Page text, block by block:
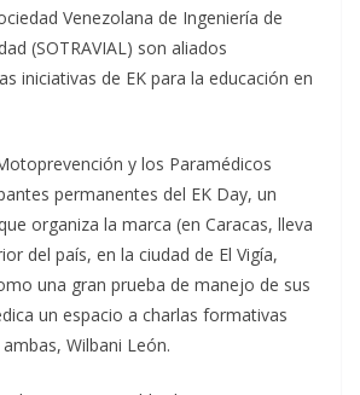
Venezolana de Ingeniería de
(SOTRAVIAL) son aliados
iniciativas de EK para la educación en
y los Paramédicos
permanentes del EK Day, un
organiza la marca (en Caracas, lleva
del país, en la ciudad de El Vigía,
una gran prueba de manejo de sus
un espacio a charlas formativas
Wilbani León.